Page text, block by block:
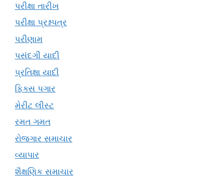
પરીક્ષા તારીખ
પરીક્ષા પ્રશ્નપત્ર
પરીણામ
પસંદગી યાદી
પ્રતિક્ષા યાદી
ફિક્સ પગાર
મેરીટ લીસ્ટ
રમત ગમત
રોજગાર સમાચાર
વ્યાપાર
શૈક્ષણિક સમાચાર